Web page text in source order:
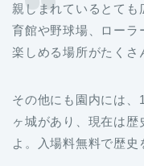
親しまれているとて
育館や野球場、ローラ
楽しめる場所がたくさ
その他にも園内には
ヶ城があり、現在は
よ。入場料無料で歴史